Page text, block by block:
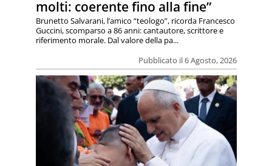
molti: coerente fino alla fine”
Pubblicato il 6 Agosto, 2026
Brunetto Salvarani, l’amico “teologo”, ricorda Francesco
Guccini, scomparso a 86 anni: cantautore, scrittore e
riferimento morale. Dal valore della pa...